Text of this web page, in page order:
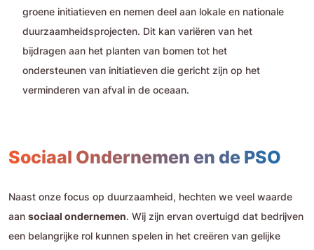
groene initiatieven en nemen deel aan lokale en nationale
duurzaamheidsprojecten. Dit kan variëren van het
bijdragen aan het planten van bomen tot het
ondersteunen van initiatieven die gericht zijn op het
verminderen van afval in de oceaan.
Sociaal Ondernemen en de PSO
Naast onze focus op duurzaamheid, hechten we veel waarde
aan sociaal ondernemen. Wij zijn ervan overtuigd dat bedrijven
een belangrijke rol kunnen spelen in het creëren van gelijke